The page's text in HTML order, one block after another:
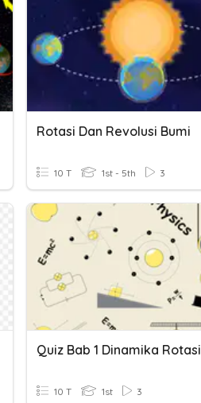
Rotasi Dan Revolusi Bumi
10 T 1st - 5th 3
Quiz Bab 1 Dinamika Rotasi
10 T 1st 3